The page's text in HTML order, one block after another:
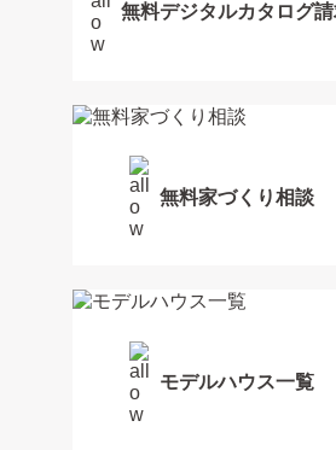
無料デジタルカタログ
無料家づくり相談
モデルハウス一覧